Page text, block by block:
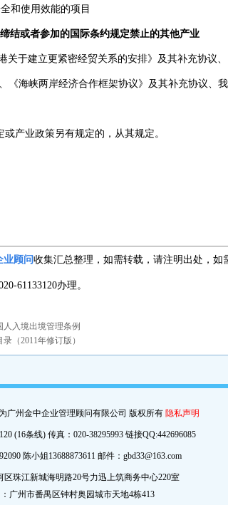
和使用效能的项目
结或者参加的国际条约规定禁止的其他产业
关于建立更紧密经贸关系的安排》及其补充协议
《海峡两岸经济合作框架协议》及其补充协议、
产业政策另有规定的，从其规定。
业顾问收集汇总整理，如需转载，请注明出处，
61133120办理。
入境出境管理条例
（2011年修订版）
为广州金中企业管理顾问有限公司 版权所有 隐私声明
(16条线) 传真：020-38295993 链接QQ:442696085
陈小姐13688873611 邮件：gbd33@163.com
区珠江新城海明路20号力迅上筑商务中心220室
广州市番禺区钟村奥园城市天地4栋413